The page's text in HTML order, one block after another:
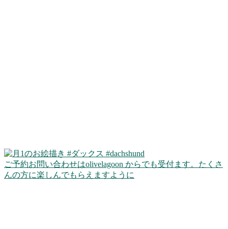
ご予約お問い合わせはolivelagoon からでも受付ます。たくさ
んの方に楽しんでもらえますように